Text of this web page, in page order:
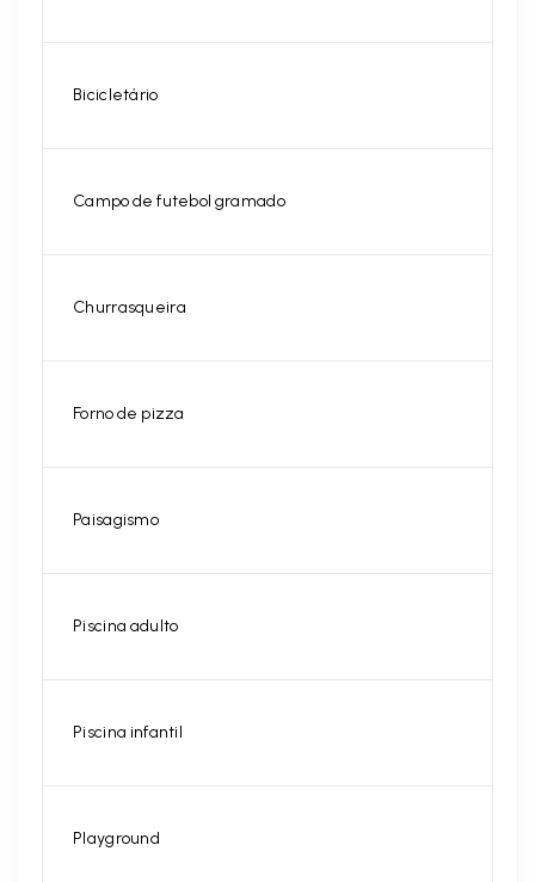
Bicicletário
Campo de futebol gramado
Churrasqueira
Forno de pizza
Paisagismo
Piscina adulto
Piscina infantil
Playground